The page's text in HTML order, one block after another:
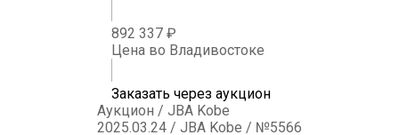
892 337 ₽
Цена во Владивостоке
Заказать через аукцион
Аукцион / JBA Kobe
2025.03.24 / JBA Kobe / №5566